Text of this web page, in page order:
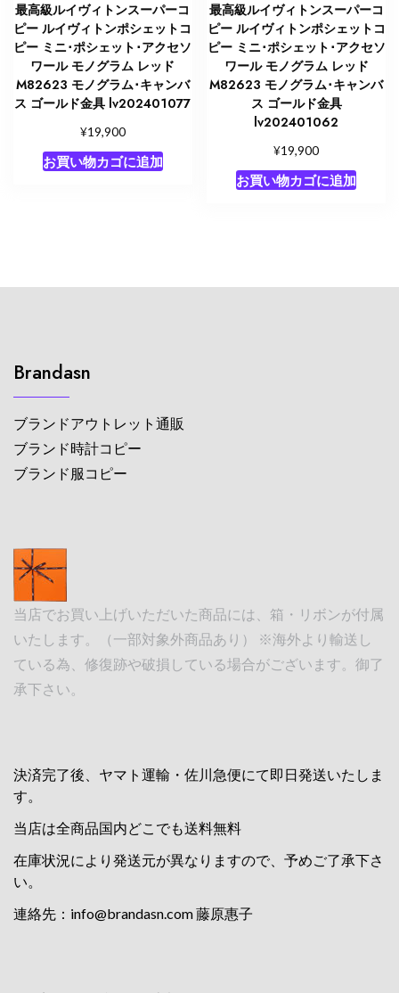
最高級ルイヴィトンスーパーコ
ピー ルイヴィトンポシェットコ
ピー ミニ･ポシェット･アクセソ
ワール モノグラム レッド
M82623 モノグラム･キャンバ
ス ゴールド金具 lv202401077
¥19,900
お買い物カゴに追加
最高級ルイヴィトンスーパーコ
ピー ルイヴィトンポシェットコ
ピー ミニ･ポシェット･アクセソ
ワール モノグラム レッド
M82623 モノグラム･キャンバ
ス ゴールド金具
lv202401062
¥19,900
お買い物カゴに追加
Brandasn
ブランドアウトレット通販
ブランド時計コピー
ブランド服コピー
当店でお買い上げいただいた商品には、箱・リボンが付属
いたします。（一部対象外商品あり） ※海外より輸送し
ている為、修復跡や破損している場合がございます。御了
承下さい。
決済完了後、ヤマト運輸・佐川急便にて即日発送いたしま
す。
当店は全商品国内どこでも送料無料
在庫状況により発送元が異なりますので、予めご了承下さ
い。
連絡先： info@brandasn.com藤原惠子